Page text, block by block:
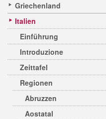
Griechenland
Italien
Einführung
Introduzione
Zeittafel
Regionen
Abruzzen
Aostatal